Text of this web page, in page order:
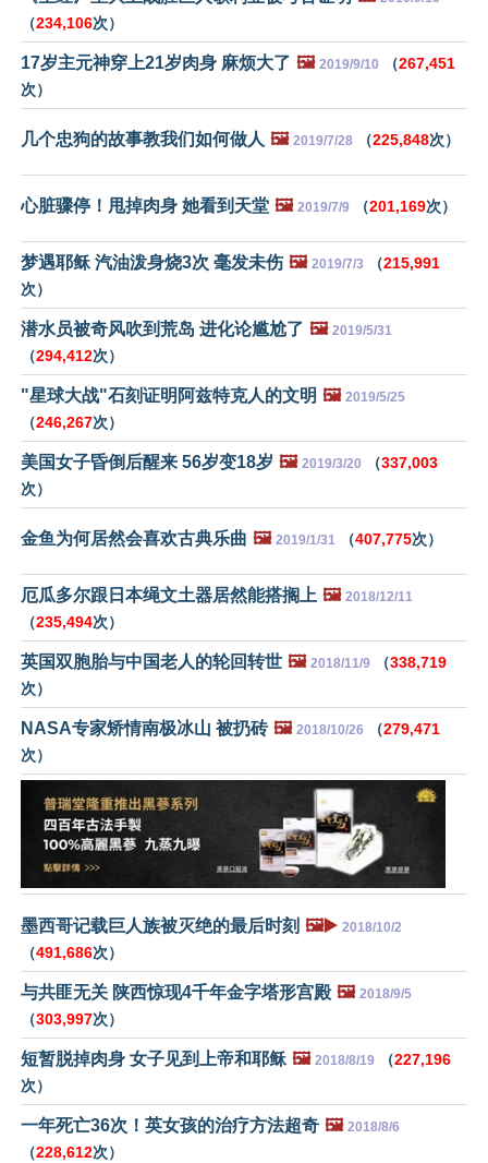
（234,106次）
17岁主元神穿上21岁肉身 麻烦大了 🖼️ 2019/9/10 （267,451
次）
几个忠狗的故事教我们如何做人 🖼️ 2019/7/28 （225,848次）
心脏骤停！甩掉肉身 她看到天堂 🖼️ 2019/7/9 （201,169次）
梦遇耶稣 汽油泼身烧3次 毫发未伤 🖼️ 2019/7/3 （215,991
次）
潜水员被奇风吹到荒岛 进化论尴尬了 🖼️ 2019/5/31
（294,412次）
"星球大战"石刻证明阿兹特克人的文明 🖼️ 2019/5/25
（246,267次）
美国女子昏倒后醒来 56岁变18岁 🖼️ 2019/3/20 （337,003
次）
金鱼为何居然会喜欢古典乐曲 🖼️ 2019/1/31 （407,775次）
厄瓜多尔跟日本绳文土器居然能搭搁上 🖼️ 2018/12/11
（235,494次）
英国双胞胎与中国老人的轮回转世 🖼️ 2018/11/9 （338,719
次）
NASA专家矫情南极冰山 被扔砖 🖼️ 2018/10/26 （279,471
次）
墨西哥记载巨人族被灭绝的最后时刻 🖼️▶️ 2018/10/2
（491,686次）
与共匪无关 陕西惊现4千年金字塔形宫殿 🖼️ 2018/9/5
（303,997次）
短暂脱掉肉身 女子见到上帝和耶稣 🖼️ 2018/8/19 （227,196
次）
一年死亡36次！英女孩的治疗方法超奇 🖼️ 2018/8/6
（228,612次）